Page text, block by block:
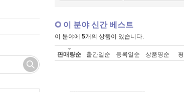
이 분야 신간 베스트
이 분야에 5개의 상품이 있습니다.
판매량순 출간일순 등록일순 상품명순